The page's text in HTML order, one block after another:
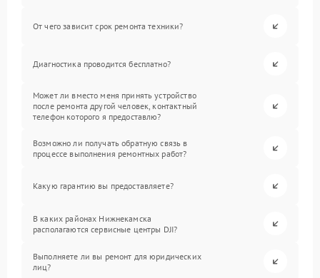
От чего зависит срок ремонта техники?
Диагностика проводится бесплатно?
Может ли вместо меня принять устройство
после ремонта другой человек, контактный
телефон которого я предоставлю?
Возможно ли получать обратную связь в
процессе выполнения ремонтных работ?
Какую гарантию вы предоставляете?
В каких районах Нижнекамска
располагаются сервисные центры DJI?
Выполняете ли вы ремонт для юридических
лиц?